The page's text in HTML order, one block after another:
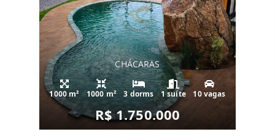
CHÁCARAS
1000 m² 1000 m² 3 dorms 1 suíte 10 vagas
R$ 1.750.000